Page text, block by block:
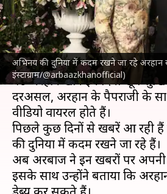
अभिनय की दुनिया में कदम रखने जा रहे अरहान
इंस्टाग्राम/@arbaazkhanofficial)
लेखन दीक्षा शर्मा Oct 17, 2024 03:49 pm
क्या है खबर?
अभिनेताअरबाज खानऔर
बेटे अरहान खान इन दिनों खूब
दरअसल, अरहान के पैपराजी के
वीडियो वायरल होते हैं।
पिछले कुछ दिनों से खबरें आ रही
की दुनिया में कदम रखने जा रहे हैं।
अब अरबाज ने इन खबरों पर अपनी
इसके साथ उन्होंने बताया कि